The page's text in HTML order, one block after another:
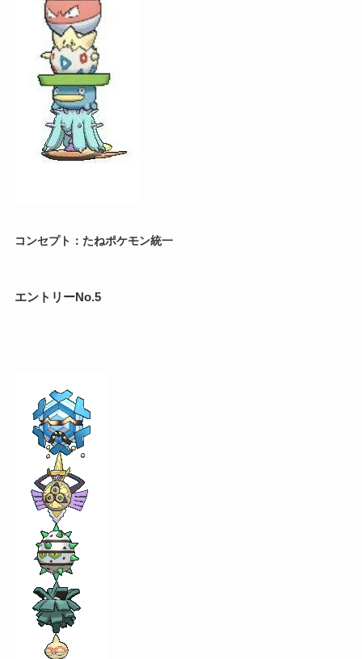
コンセプト：たねポケモン統一
エントリーNo.5